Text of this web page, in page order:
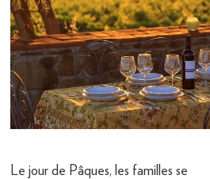
Le jour de Pâques, les familles se